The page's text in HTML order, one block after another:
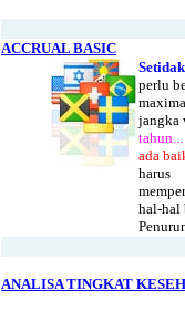
ACCRUAL BASIC
perlu
jangka
tahun...
ada
harus
hal-hal
ANALISA TINGKAT